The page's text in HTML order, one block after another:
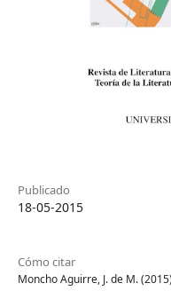
Publicado
18-05-2015
Cómo citar
Moncho Aguirre, J. de M.